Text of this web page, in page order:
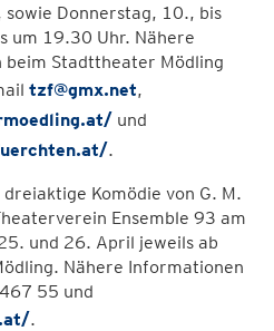
Donnerstag, 10., bis
um 19.30 Uhr. Nähere
Stadttheater Mödling
tzf@gmx.net,
und
.
Komödie von G. M.
Ensemble 93 am
und 26. April jeweils ab
Nähere Informationen
55 und
.